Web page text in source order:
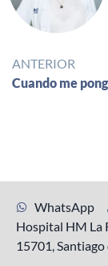
ANTERIOR
WhatsApp
Hospital HM La
15701,